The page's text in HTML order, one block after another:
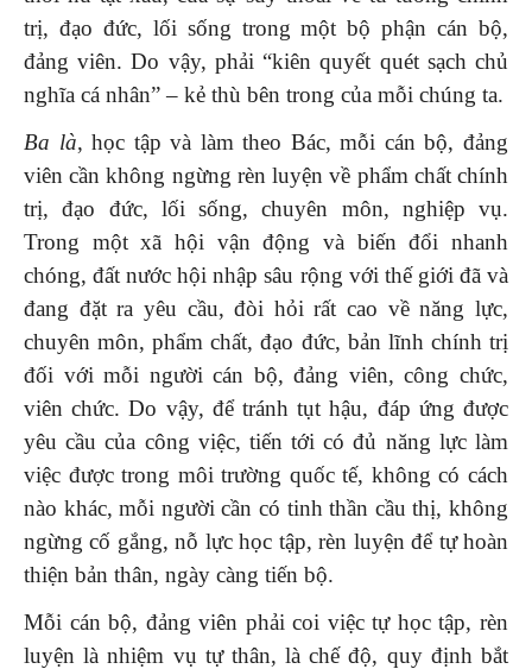
trị, đạo đức, lối sống trong một bộ phận cán bộ,
đảng viên. Do vậy, phải “kiên quyết quét sạch chủ
nghĩa cá nhân” – kẻ thù bên trong của mỗi chúng ta.
Ba là, học tập và làm theo Bác, mỗi cán bộ, đảng
viên cần không ngừng rèn luyện về phẩm chất chính
trị, đạo đức, lối sống, chuyên môn, nghiệp vụ.
Trong một xã hội vận động và biến đổi nhanh
chóng, đất nước hội nhập sâu rộng với thế giới đã và
đang đặt ra yêu cầu, đòi hỏi rất cao về năng lực,
chuyên môn, phẩm chất, đạo đức, bản lĩnh chính trị
đối với mỗi người cán bộ, đảng viên, công chức,
viên chức. Do vậy, để tránh tụt hậu, đáp ứng được
yêu cầu của công việc, tiến tới có đủ năng lực làm
việc được trong môi trường quốc tế, không có cách
nào khác, mỗi người cần có tinh thần cầu thị, không
ngừng cố gắng, nỗ lực học tập, rèn luyện để tự hoàn
thiện bản thân, ngày càng tiến bộ.
Mỗi cán bộ, đảng viên phải coi việc tự học tập, rèn
luyện là nhiệm vụ tự thân, là chế độ, quy định bắt